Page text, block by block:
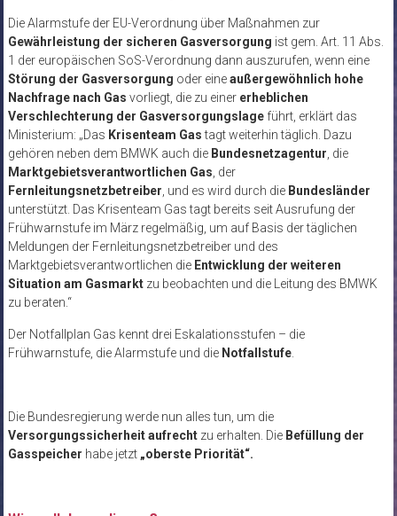
Die Alarmstufe der EU-Verordnung über Maßnahmen zur
Gewährleistung der sicheren Gasversorgung ist gem. Art. 11 Abs.
1 der europäischen SoS-Verordnung dann auszurufen, wenn eine
Störung der Gasversorgung oder eineaußergewöhnlich hohe
Nachfrage nach Gas vorliegt, die zu einererheblichen
Verschlechterung der Gasversorgungslageführt, erklärt das
Ministerium: „Das Krisenteam Gastagt weiterhin täglich. Dazu
gehören neben dem BMWK auch die Bundesnetzagentur , die
Marktgebietsverantwortlichen Gas , der
Fernleitungsnetzbetreiber , und es wird durch dieBundesländer
unterstützt. Das Krisenteam Gas tagt bereits seit Ausrufung der
Frühwarnstufe im März regelmäßig, um auf Basis der täglichen
Meldungen der Fernleitungsnetzbetreiber und des
Marktgebietsverantwortlichen die Entwicklung der weiteren
Situation am Gasmarktzu beobachten und die Leitung des BMWK
zu beraten.“
Der Notfallplan Gas kennt drei Eskalationsstufen – die
Frühwarnstufe, die Alarmstufe und die Notfallstufe.
Die Bundesregierung werde nun alles tun, um die
Versorgungssicherheit aufrechtzu erhalten. Die Befüllung der
Gasspeicher habe jetzt „oberste Priorität“.